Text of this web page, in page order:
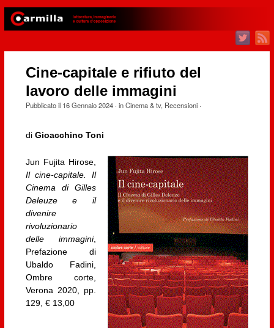
Cine-capitale e rifiuto del
lavoro delle immagini
Pubblicato il 16 Gennaio 2024· inCinema & tv, Recensioni·
di Gioacchino Toni
Jun Fujita Hirose,
Il cine-capitale. Il
Cinema di Gilles
Deleuze e il
divenire
rivoluzionario
delle immagini,
Prefazione di
Ubaldo Fadini,
Ombre corte,
Verona 2020, pp.
129, € 13,00